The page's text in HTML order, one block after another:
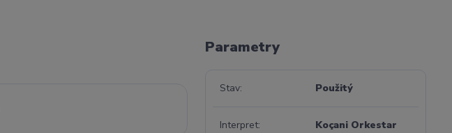
Parametry
Stav Použitý
Interpret Koçani Orkestar